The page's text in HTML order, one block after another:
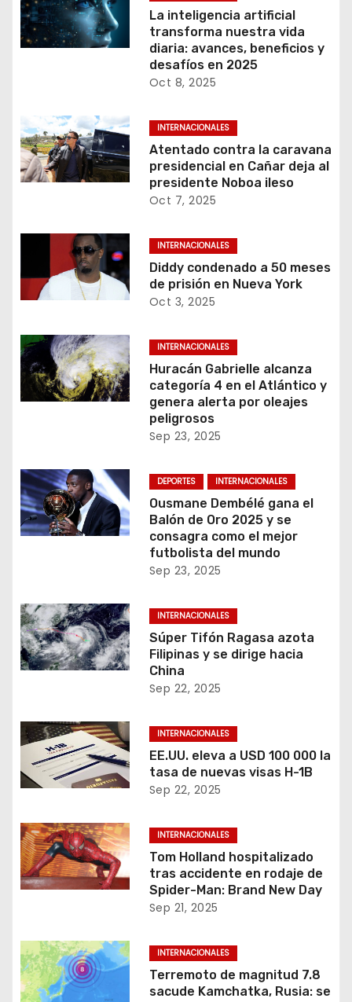
La inteligencia artificial
transforma nuestra vida
diaria: avances, beneficios y
desafíos en 2025
Oct 8, 2025
INTERNACIONALES
Atentado contra la caravana
presidencial en Cañar deja al
presidente Noboa ileso
Oct 7, 2025
INTERNACIONALES
Diddy condenado a 50 meses
de prisión en Nueva York
Oct 3, 2025
INTERNACIONALES
Huracán Gabrielle alcanza
categoría 4 en el Atlántico y
genera alerta por oleajes
peligrosos
Sep 23, 2025
DEPORTES INTERNACIONALES
Ousmane Dembélé gana el
Balón de Oro 2025 y se
consagra como el mejor
futbolista del mundo
Sep 23, 2025
INTERNACIONALES
Súper Tifón Ragasa azota
Filipinas y se dirige hacia
China
Sep 22, 2025
INTERNACIONALES
EE.UU. eleva a USD 100 000 la
tasa de nuevas visas H-1B
Sep 22, 2025
INTERNACIONALES
Tom Holland hospitalizado
tras accidente en rodaje de
Spider-Man: Brand New Day
Sep 21, 2025
INTERNACIONALES
Terremoto de magnitud 7.8
sacude Kamchatka, Rusia: se